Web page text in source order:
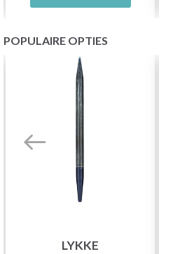
POPULAIRE OPTIES
LYKKE